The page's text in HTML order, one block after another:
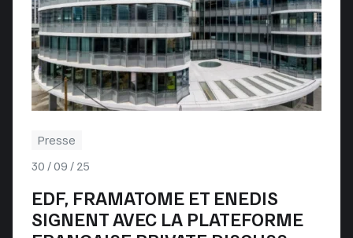
Presse
30 / 09 / 25
EDF, FRAMATOME ET ENEDIS
SIGNENT AVEC LA PLATEFORME